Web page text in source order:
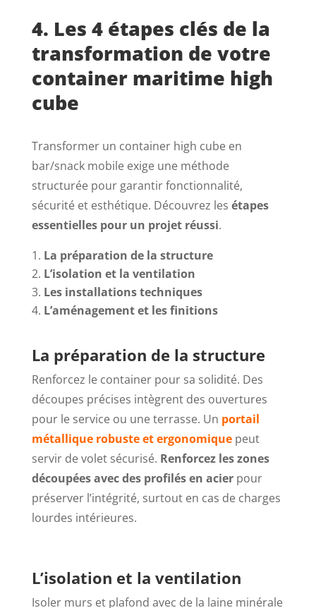
4. Les 4 étapes clés de la
transformation de votre
container maritime high
cube
Transformer un container high cube en
bar/snack mobile exige une méthode
structurée pour garantir fonctionnalité,
sécurité et esthétique. Découvrez les étapes
essentielles pour un projet réussi.
La préparation de la structure
L’isolation et la ventilation
Les installations techniques
L’aménagement et les finitions
La préparation de la structure
Renforcez le container pour sa solidité. Des
découpes précises intègrent des ouvertures
pour le service ou une terrasse. Un portail
métallique robuste et ergonomiquepeut
servir de volet sécurisé. Renforcez les zones
découpées avec des profilés en acierpour
préserver l’intégrité, surtout en cas de charges
lourdes intérieures.
L’isolation et la ventilation
Isoler murs et plafond avec de la laine minérale